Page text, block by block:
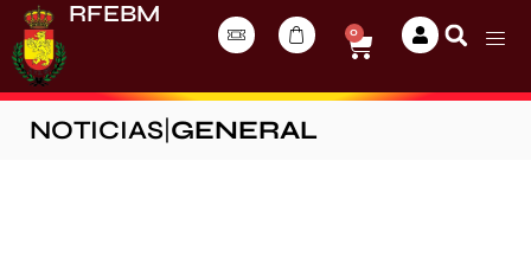
RFEBM
0
NOTICIAS GENERAL